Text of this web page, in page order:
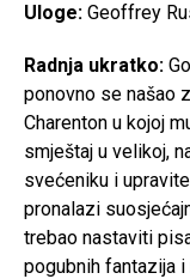
Uloge: Geoffrey
Radnja ukratko:
ponovno se našao
Charenton u kojoj
smještaj u velikoj,
svećeniku i
pronalazi
trebao nastaviti
pogubnih fantazija